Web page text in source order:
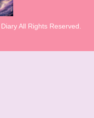
All Rights Reserved.